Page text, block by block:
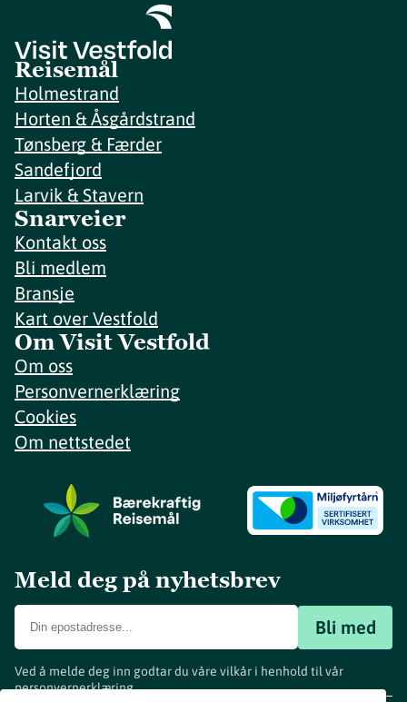
Reisemål
Holmestrand
Horten & Åsgårdstrand
Tønsberg & Færder
Sandefjord
Larvik & Stavern
Snarveier
Kontakt oss
Bli medlem
Bransje
Kart over Vestfold
Om Visit Vestfold
Om oss
Personvernerklæring
Cookies
Om nettstedet
Meld deg på nyhetsbrev
Bli med
Ved å melde deg inn godtar du våre vilkår i henhold til vår
personvernerklæring.